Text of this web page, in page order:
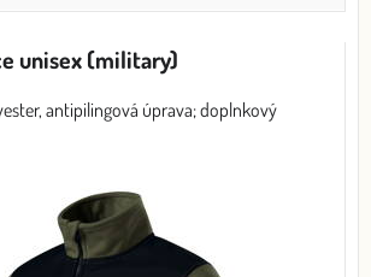
unisex (military)
antipilingová úprava; doplnkový